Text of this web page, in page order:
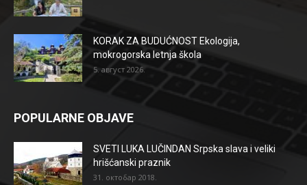
KORAK ZA BUDUĆNOST Ekologija,
mokrogorska letnja škola
5. август 2026.
POPULARNE OBJAVE
SVETI LUKA LUČINDAN Srpska slava i veliki
hrišćanski praznik
31. октобар 2018.